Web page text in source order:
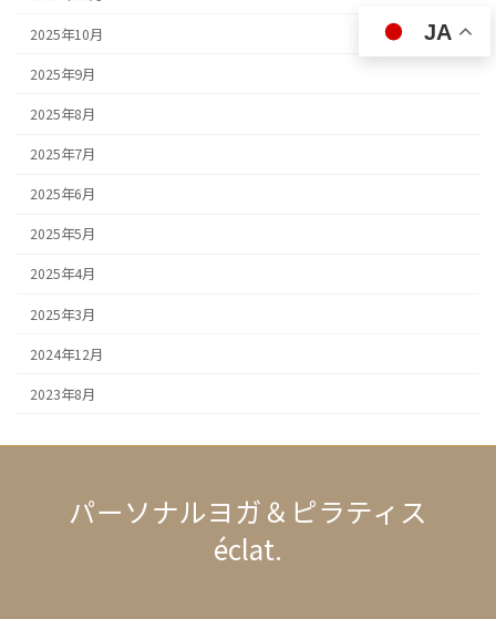
2025年10月
2025年9月
2025年8月
2025年7月
2025年6月
2025年5月
2025年4月
2025年3月
2024年12月
2023年8月
パーソナルヨガ＆ピラティス
éclat.
JA